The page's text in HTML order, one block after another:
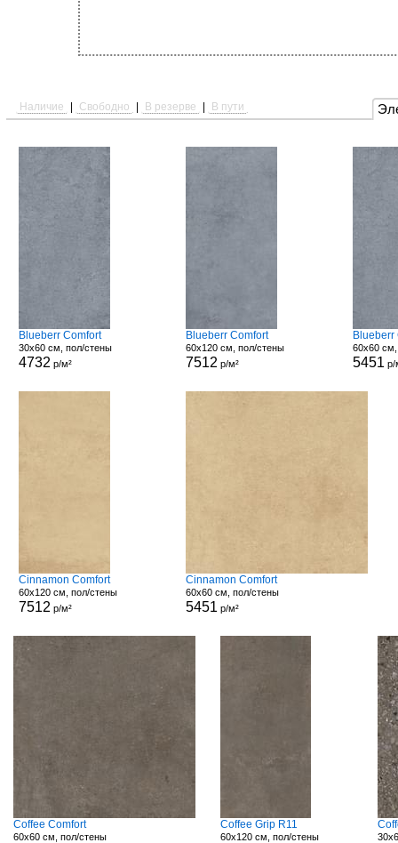
Наличие Свободно В резерве В пути
Blueberr Comfort
30x60 см, пол/стены
4732 р/м²
Blueberr Comfort
60x120 см, пол/стены
7512 р/м²
Blueberr
60x60
5451 р/
Cinnamon Comfort
60x120 см, пол/стены
7512 р/м²
Cinnamon Comfort
60x60 см, пол/стены
5451 р/м²
Coffee Comfort
60x60 см, пол/стены
Coffee Grip R11
60x120 см, пол/стены